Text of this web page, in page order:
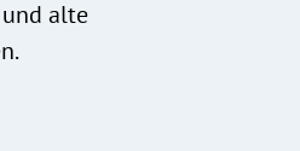
und alte